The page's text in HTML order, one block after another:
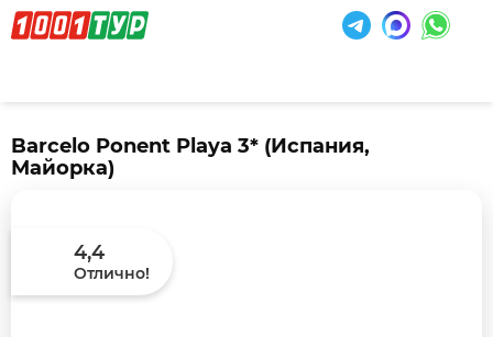
Barcelo Ponent Playa 3* (Испания,
Майорка)
4,4
Отлично!